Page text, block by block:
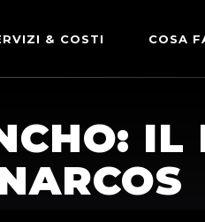
& COSTI
NOSTRE PARTNERSHIP
EXPRESS
COSA
IL